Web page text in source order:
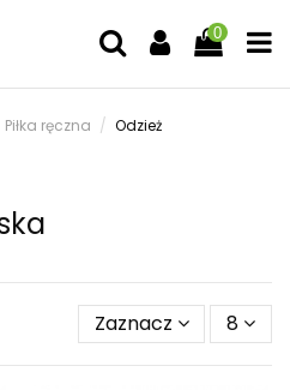
0
Piłka ręczna
Odzież
Zaznacz 8